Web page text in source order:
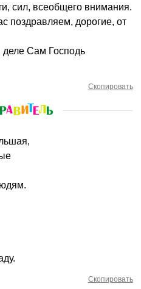
сил, всеобщего внимания.
поздравляем, дорогие, от
деле Сам Господь
Скопировать
Скопировать